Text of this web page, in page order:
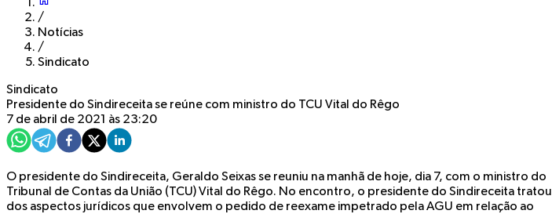
/
Notícias
/
Sindicato
Sindicato
Presidente do Sindireceita se reúne com ministro do TCU Vital do Rêgo
7 de abril de 2021 às 23:20
O presidente do Sindireceita, Geraldo Seixas se reuniu na manhã de hoje, dia 7, com o ministro do
Tribunal de Contas da União (TCU) Vital do Rêgo. No encontro, o presidente do Sindireceita tratou
dos aspectos jurídicos que envolvem o pedido de reexame impetrado pela AGU em relação ao